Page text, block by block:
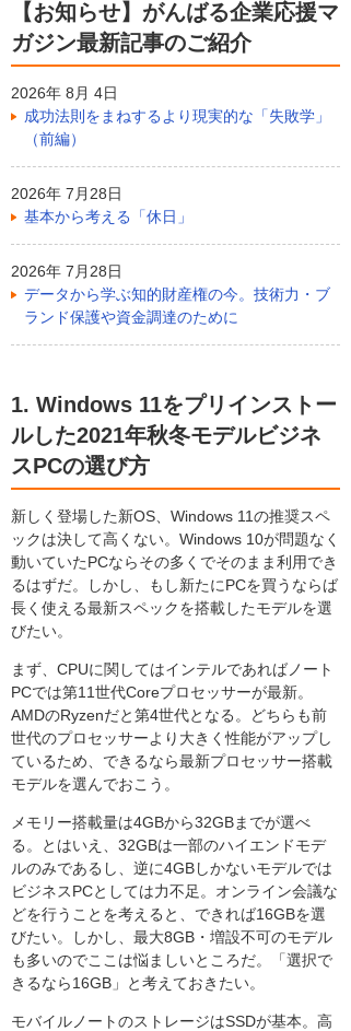
【お知らせ】がんばる企業応援マ
ガジン最新記事のご紹介
2026年 8月 4日
成功法則をまねするより現実的な「失敗学」
（前編）
2026年 7月28日
基本から考える「休日」
2026年 7月28日
データから学ぶ知的財産権の今。技術力・ブ
ランド保護や資金調達のために
1. Windows 11をプリインストー
ルした2021年秋冬モデルビジネ
スPCの選び方
新しく登場した新OS、Windows 11の推奨スペ
ックは決して高くない。Windows 10が問題なく
動いていたPCならその多くでそのまま利用でき
るはずだ。しかし、もし新たにPCを買うならば
長く使える最新スペックを搭載したモデルを選
びたい。
まず、CPUに関してはインテルであればノート
PCでは第11世代Coreプロセッサーが最新。
AMDのRyzenだと第4世代となる。どちらも前
世代のプロセッサーより大きく性能がアップし
ているため、できるなら最新プロセッサー搭載
モデルを選んでおこう。
メモリー搭載量は4GBから32GBまでが選べ
る。とはいえ、32GBは一部のハイエンドモデ
ルのみであるし、逆に4GBしかないモデルでは
ビジネスPCとしては力不足。オンライン会議な
どを行うことを考えると、できれば16GBを選
びたい。しかし、最大8GB・増設不可のモデル
も多いのでここは悩ましいところだ。「選択で
きるなら16GB」と考えておきたい。
モバイルノートのストレージはSSDが基本。高